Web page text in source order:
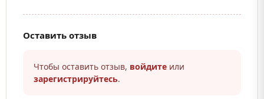
Оставить отзыв
Чтобы оставить отзыв, войдите или
зарегистрируйтесь.